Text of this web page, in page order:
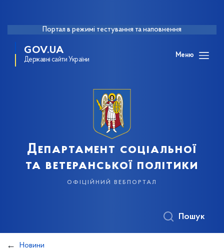
Портал в режимі тестування та наповнення
GOV.UA
Державні сайти України
Меню
Департамент соціальної
та ветеранської політики
офіційний вебпортал
Пошук
Новини